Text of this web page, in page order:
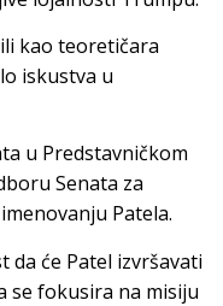
kao teoretičara
iskustva u
u Predstavničkom
Senata za
Patela.
da će Patel izvršavati
se fokusira na misiju